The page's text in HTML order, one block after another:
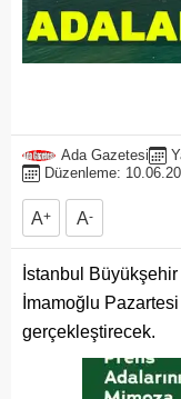
Ada Gazetesi
Düzenleme:
A+ A-
İstanbul
İmamoğlu
gerçekleştirecek.